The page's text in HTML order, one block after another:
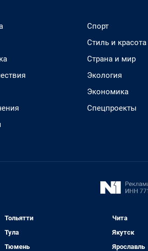
Спорт
Стиль и красота
Страна и мир
Экология
Экономика
Спецпроекты
Тольятти
Тула
Тюмень
Чита
Якутск
Ярославль